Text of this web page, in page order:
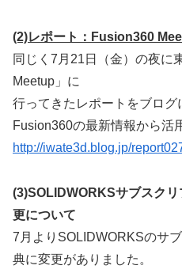
(2)レポート：Fusion360
同じく7月21日（金）の夜に
Meetup」に
行ってきたレポートをブログ
Fusion360の最新情報から活
http://iwate3d.blog.jp/
(3)SOLIDWORKSサブスク
更について
7月よりSOLIDWORKSのサ
典に変更がありました。